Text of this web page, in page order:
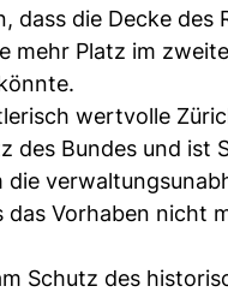
die Decke des
mehr Platz im
wertvolle
des Bundes und ist
das Vorhaben nicht
Schutz des